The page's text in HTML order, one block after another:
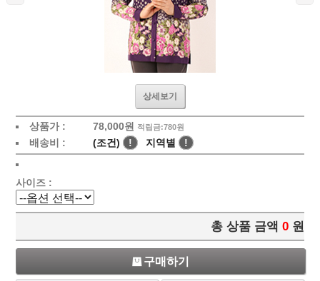
상세보기
상품가 : 78,000원 적립금:780원
배송비 : (조건) ! 지역별 !
사이즈 :
총 상품 금액 0 원
구매하기